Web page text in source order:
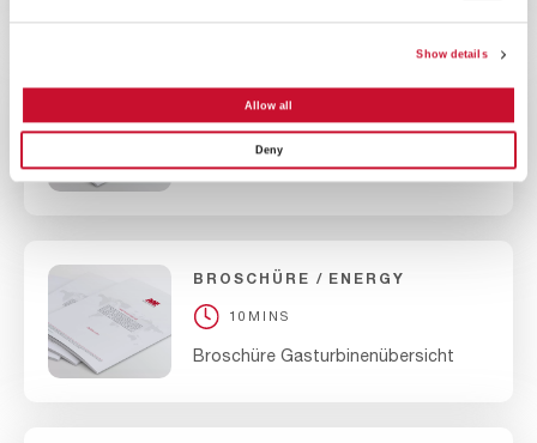
Show details
Allow all
Deny
BROSCHÜRE ENERGY
10MINS
Broschüre DuraShield S
BROSCHÜRE ENERGY
10MINS
Broschüre Gasturbinenübersicht